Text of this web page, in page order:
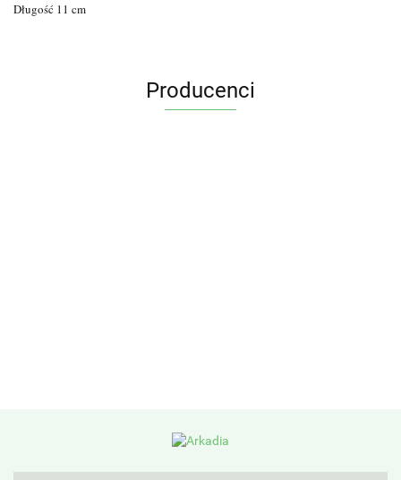
Długość 11 cm
Producenci